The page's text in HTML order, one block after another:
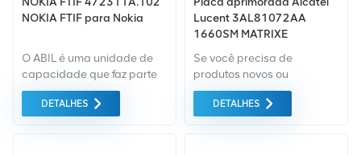
NOKIA FTIF para Nokia
O ABIL é uma unidade de
capacidade que faz parte
do Nokia AirScale Módulo
do sistema 5G gNB.
DETALHES
Lucent 3AL81072AA
1660SM MATRIXE
Se você precisa de
produtos novos ou
renovados, a garantia
abrangente é padrão.
equipamentos do mercado
DETALHES